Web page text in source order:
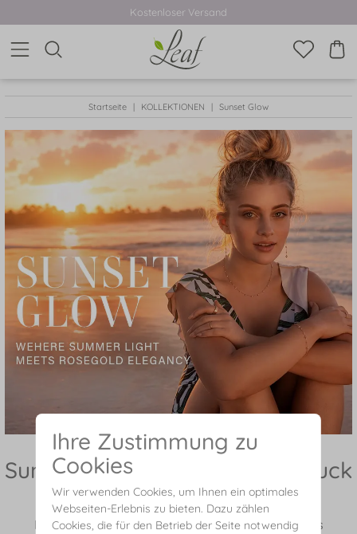
Kostenloser Versand
Startseite KOLLEKTIONEN Sunset Glow
Sunset Glow - Roségold Schmuck
für den Sommer
Inspiriert von den Farben des Sonnenuntergangs
Ihre Zustimmung zu
Cookies
Wir verwenden Cookies, um Ihnen ein optimales
Webseiten-Erlebnis zu bieten. Dazu zählen
Cookies, die für den Betrieb der Seite notwendig